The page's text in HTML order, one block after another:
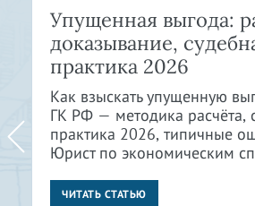
Упущенная выгода:
доказывание,
практика 2026
Как взыскать упущенную
ГК РФ — методика расчёта,
практика 2026, типичные
Юрист по экономическим
ЧИТАТЬ СТАТЬЮ